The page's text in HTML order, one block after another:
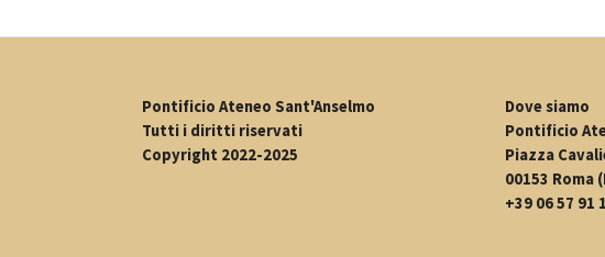
Pontificio Ateneo Sant'Anselmo
Tutti i diritti riservati
Copyright 2022-2025
Dove siamo
Pontificio
Piazza
00153 Roma
+39 06 57 91 1